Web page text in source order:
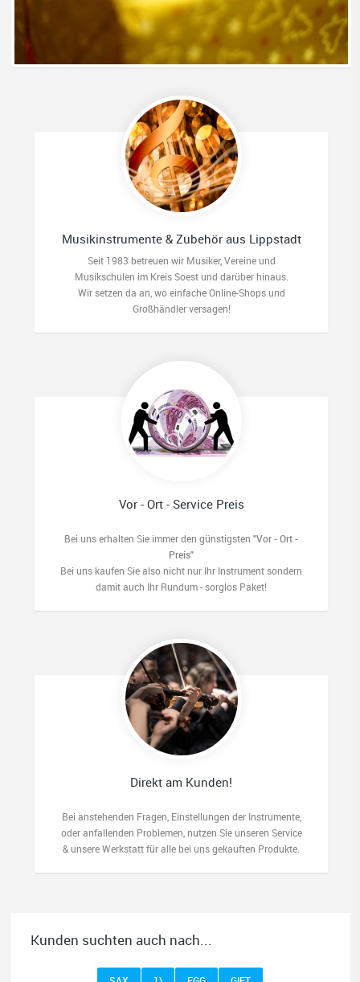
Musikinstrumente & Zubehör aus Lippstadt
Seit 1983 betreuen wir Musiker, Vereine und
Musikschulen im Kreis Soest und darüber hinaus.
Wir setzen da an, wo einfache Online-Shops und
Großhändler versagen!
Vor - Ort - Service Preis
Bei uns erhalten Sie immer den günstigsten "Vor - Ort -
Preis"
Bei uns kaufen Sie also nicht nur Ihr Instrument sondern
damit auch Ihr Rundum - sorglos Paket!
Direkt am Kunden!
Bei anstehenden Fragen, Einstellungen der Instrumente,
oder anfallenden Problemen, nutzen Sie unseren Service
& unsere Werkstatt für alle bei uns gekauften Produkte.
Kunden suchten auch nach...